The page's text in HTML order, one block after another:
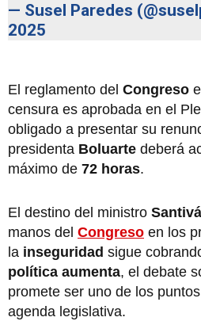
— Susel Paredes
2025
El reglamento del Congreso
censura es aprobada en el
obligado a presentar su
presidenta Boluarte deberá
máximo de 72 horas.
El destino del ministro
manos del Congreso en los
la inseguridad sigue
política aumenta, el debate
promete ser uno de los
agenda legislativa.